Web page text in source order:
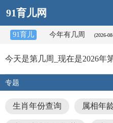
91育儿网
91育儿 今年有几周 (2026-
今天是第几周_现在是2026年
专题
生肖年份查询 属相年